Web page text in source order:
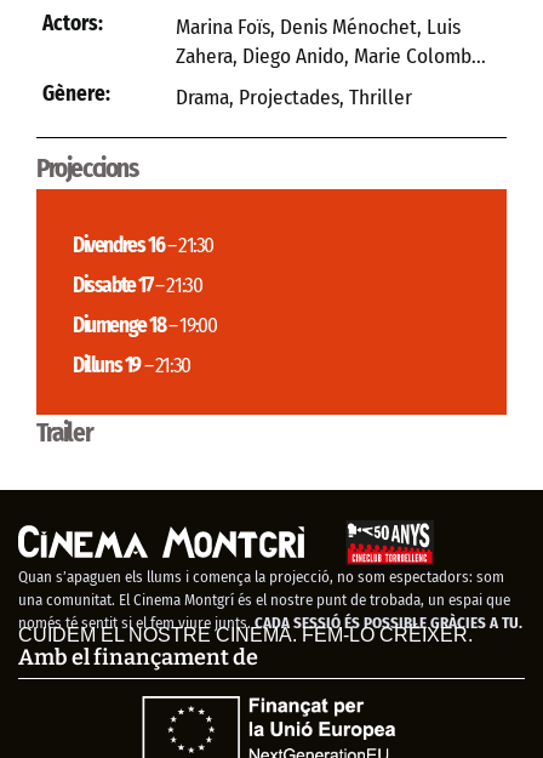
Actors:
Marina Foïs, Denis Ménochet, Luis
Zahera, Diego Anido, Marie Colomb...
Gènere:
Drama, Projectades, Thriller
Projeccions
Divendres 16– 21:30
Dissabte 17– 21:30
Diumenge 18– 19:00
Dilluns 19– 21:30
Trailer
Quan s’apaguen els llums i comença la projecció, no som espectadors: som
una comunitat. El Cinema Montgrí és el nostre punt de trobada, un espai que
només té sentit si el fem viure junts.CADA SESSIÓ ÉS POSSIBLE GRÀCIES A TU.
CUIDEM EL NOSTRE CINEMA. FEM-LO CRÉIXER.
Amb el finançament de